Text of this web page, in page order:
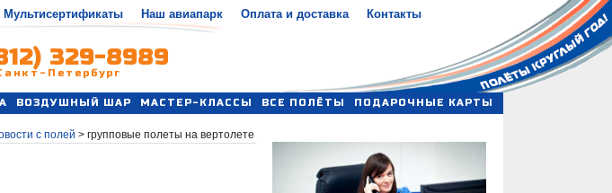
Мультисертификаты Наш авиапарк Оплата и доставка Контакты
329-8989
Петербург
ВОЗДУШНЫЙ ШАР МАСТЕР-КЛАССЫ ВСЕ ПОЛЁТЫ ПОДАРОЧНЫЕ КАРТЫ
с полей > групповые полеты на вертолете